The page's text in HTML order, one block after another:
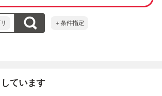
＋条件指定
ています